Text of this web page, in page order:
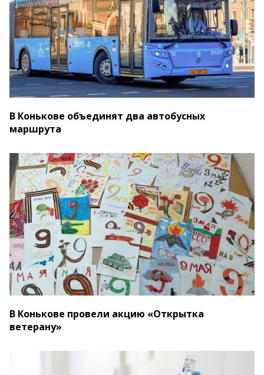
В Конькове объединят два автобусных
маршрута
В Конькове провели акцию «Открытка
ветерану»